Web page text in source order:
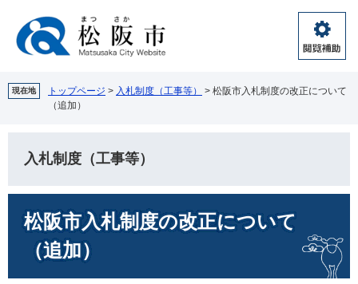
へ
閲
覧
助
現在地 トップページ > 入札制度（工事等） > 松阪市入札制度の改正について
（追加）
入札制度（工事等）
松阪市入札制度の改正について
（追加）